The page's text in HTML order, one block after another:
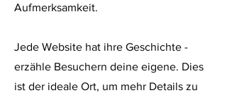
Aufmerksamkeit.
Jede Website hat ihre Geschichte -
erzähle Besuchern deine eigene. Dies
ist der ideale Ort, um mehr Details zu